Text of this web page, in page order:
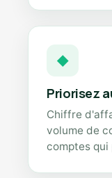
◆
Priorisez
Chiffre
volume de
comptes qui